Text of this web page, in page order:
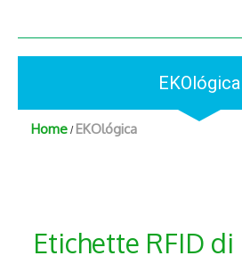
EKOlógica
Home EKOlógica
Etichette RFID